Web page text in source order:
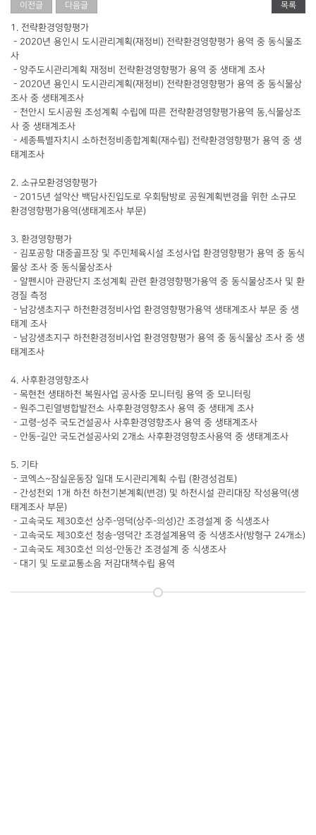
이전글 다음글 목록
1. 전략환경영향평가
- 2020년 용인시 도시관리계획(재정비) 전략환경영향평가 용역 중 동식물조
사
- 양주도시관리계획 재정비 전략환경영향평가 용역 중 생태계 조사
- 2020년 용인시 도시관리계획(재정비) 전략환경영향평가 용역 중 동식물상
조사 중 생태계조사
- 천안시 도시공원 조성계획 수립에 따른 전략환경영향평가용역 동,식물상조
사 중 생태계조사
- 세종특별자치시 소하천정비종합계획(재수립) 전략환경영향평가 용역 중 생
태계조사
2. 소규모환경영향평가
- 2015년 설악산 백담사진입도로 우회탐방로 공원계획변경을 위한 소규모
환경영향평가용역(생태계조사 부문)
3. 환경영향평가
- 김포공항 대중골프장 및 주민체육시설 조성사업 환경영향평가 용역 중 동식
물상 조사 중 동식물상조사
- 알펜시아 관광단지 조성계획 관련 환경영향평가용역 중 동식물상조사 및 환
경질 측정
- 남강생초지구 하천환경정비사업 환경영향평가용역 생태계조사 부문 중 생
태계 조사
- 남강생초지구 하천환경정비사업 환경영향평가 용역 중 동식물상 조사 중 생
태계조사
4. 사후환경영향조사
- 목현천 생태하천 복원사업 공사중 모니터링 용역 중 모니터링
- 원주그린열병합발전소 사후환경영향조사 용역 중 생태계 조사
- 고령-성주 국도건설공사 사후환경영향조사 용역 중 생태계조사
- 안동-길안 국도건설공사외 2개소 사후환경영향조사용역 중 생태계조사
5. 기타
- 코엑스~잠실운동장 일대 도시관리계획 수립 (환경성검토)
- 간성천외 1개 하천 하천기본계획(변경) 및 하천시설 관리대장 작성용역(생
태계조사 부문)
- 고속국도 제30호선 상주-영덕(상주-의성)간 조경설계 중 식생조사
- 고속국도 제30호선 청송-영덕간 조경설계용역 중 식생조사(방형구 24개소)
- 고속국도 제30호선 의성-안동간 조경설계 중 식생조사
- 대기 및 도로교통소음 저감대책수립 용역